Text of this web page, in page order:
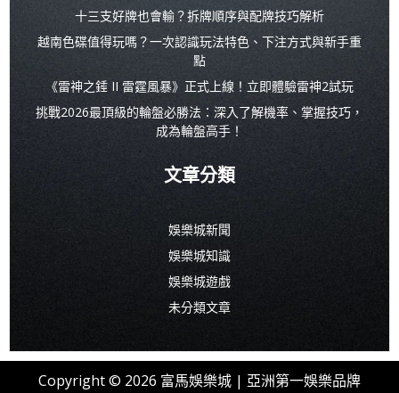
十三支好牌也會輸？拆牌順序與配牌技巧解析
越南色碟值得玩嗎？一次認識玩法特色、下注方式與新手重
點
《雷神之錘 II 雷霆風暴》正式上線！立即體驗雷神2試玩
挑戰2026最頂級的輪盤必勝法：深入了解機率、掌握技巧，
成為輪盤高手！
文章分類
娛樂城新聞
娛樂城知識
娛樂城遊戲
未分類文章
Copyright © 2026 富馬娛樂城 | 亞洲第一娛樂品牌